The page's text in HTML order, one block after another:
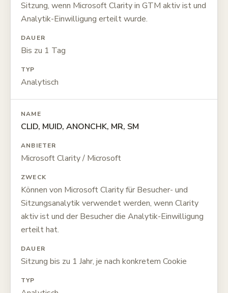
Sitzung, wenn Microsoft Clarity in GTM aktiv ist und
Analytik-Einwilligung erteilt wurde.
DAUER
Bis zu 1 Tag
TYP
Analytisch
NAME
CLID, MUID, ANONCHK, MR, SM
ANBIETER
Microsoft Clarity / Microsoft
ZWECK
Können von Microsoft Clarity für Besucher- und
Sitzungsanalytik verwendet werden, wenn Clarity
aktiv ist und der Besucher die Analytik-Einwilligung
erteilt hat.
DAUER
Sitzung bis zu 1 Jahr, je nach konkretem Cookie
TYP